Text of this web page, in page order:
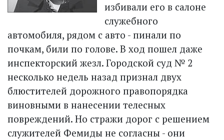
избивали его в салоне
служебного
автомобиля, рядом с авто - пинали по
почкам, били по голове. В ход пошел даже
инспекторский жезл. Городской суд № 2
несколько недель назад признал двух
блюстителей дорожного правопорядка
виновными в нанесении телесных
повреждений. Но стражи дорог с решением
служителей Фемиды не согласны - они